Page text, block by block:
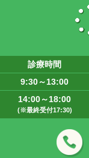
診療時間
9:30～13:00
14:00～18:00
(※最終受付17:30)